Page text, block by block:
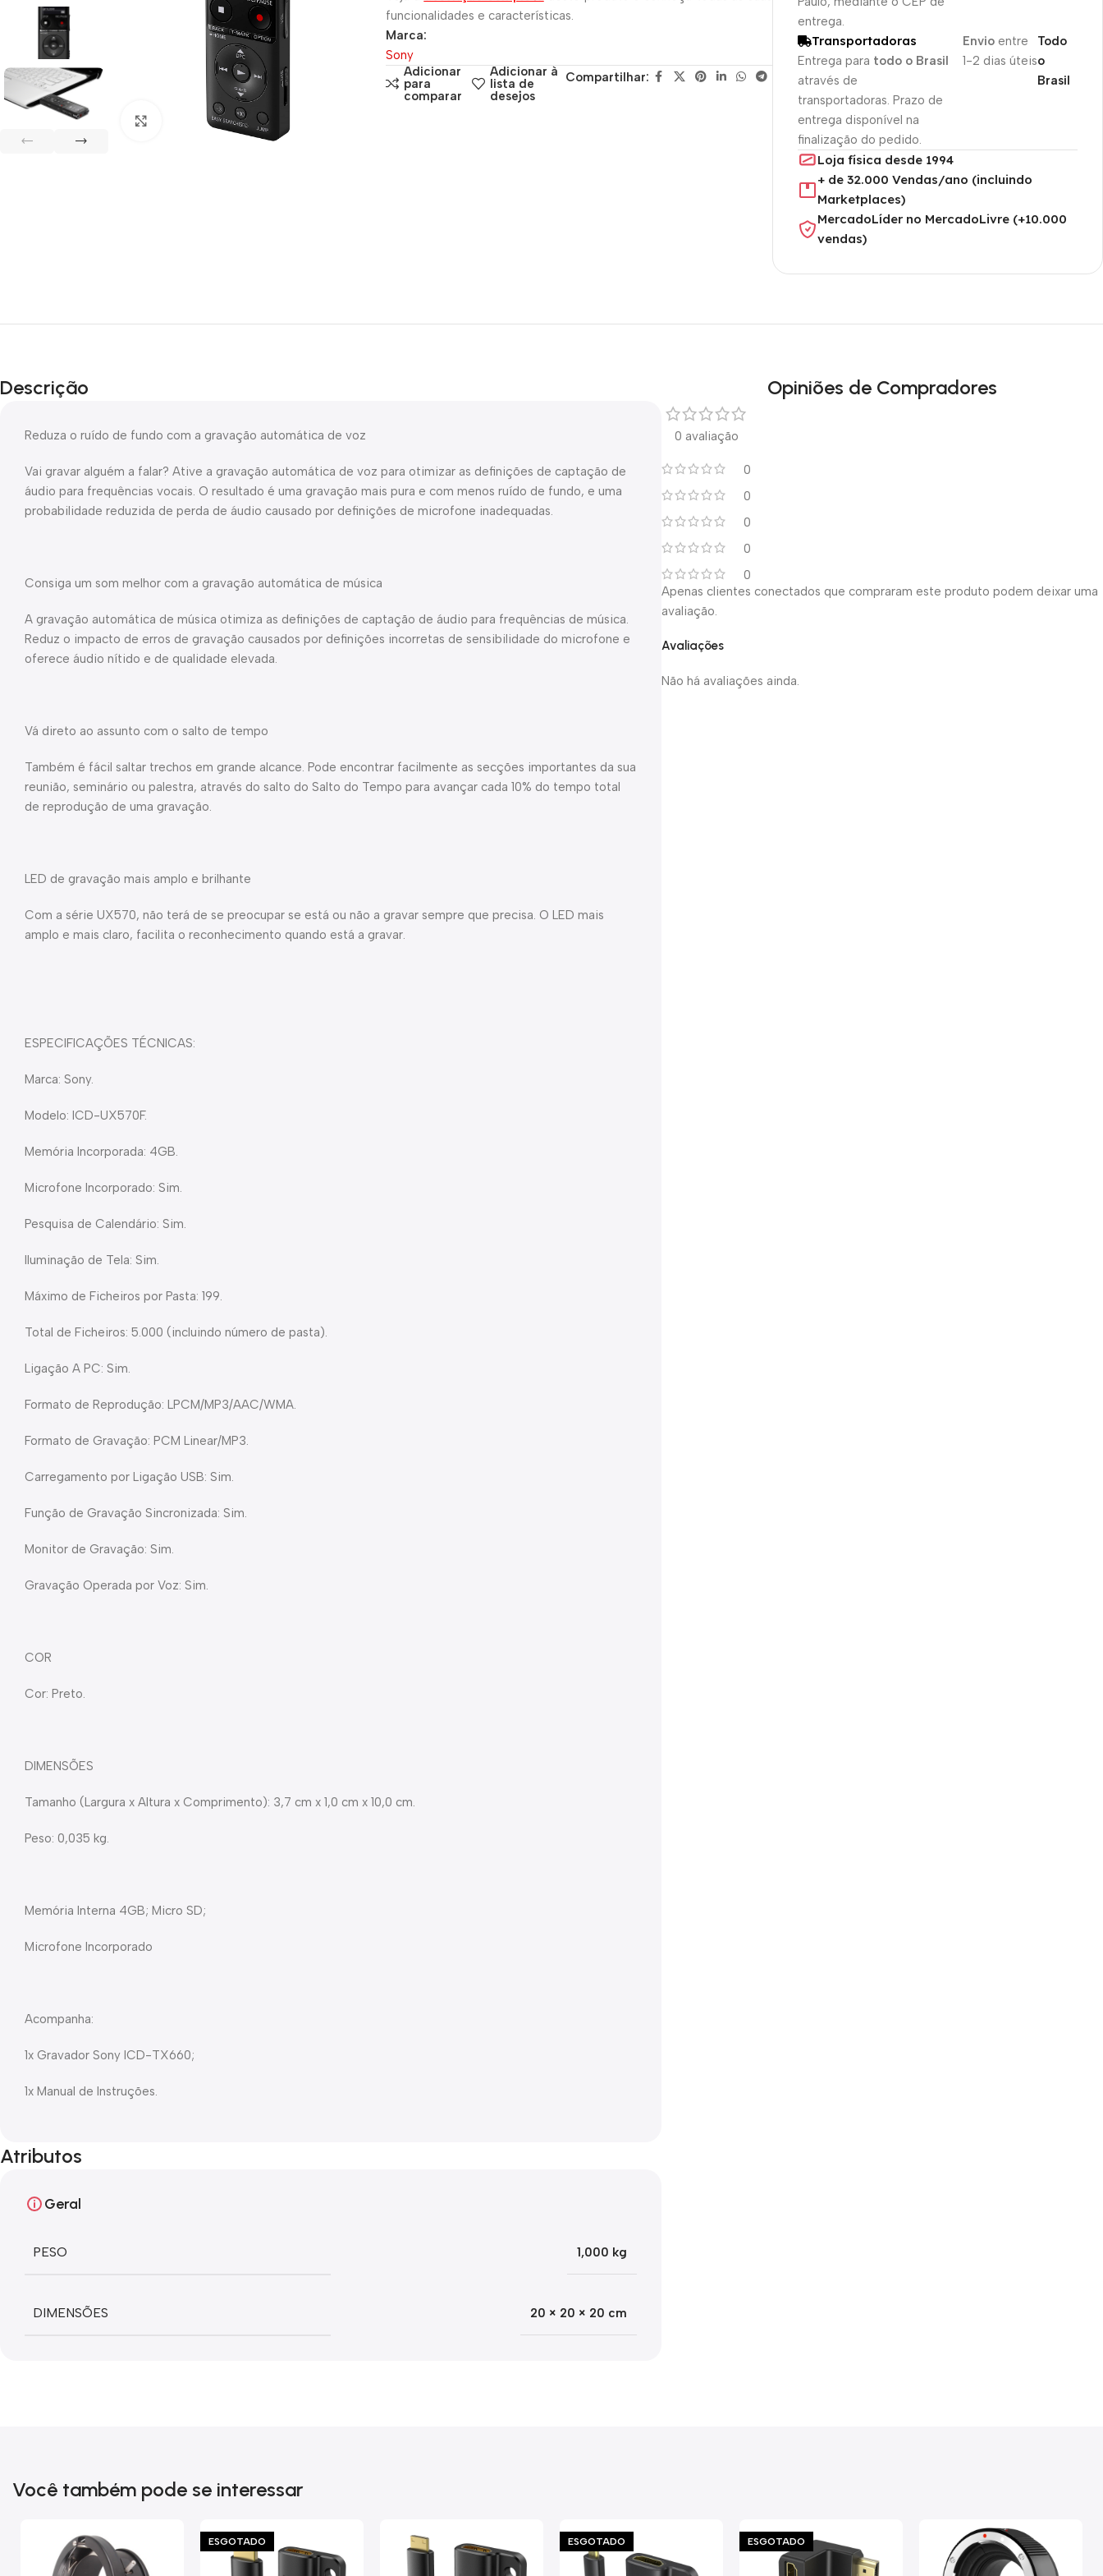
Clique para ampliar
funcionalidades e características.
Marca:
Sony
Adicionar
para
comparar
Adicionar à
lista de
desejos
Compartilhar:
entrega.
Transportadoras
Entrega para todo o Brasil
através de
transportadoras. Prazo de
entrega disponível na
finalização do pedido.
Envio entre
1-2 dias úteis
Todo
o
Brasil
Loja física desde 1994
+ de 32.000 Vendas/ano (incluindo
Marketplaces)
MercadoLíder no MercadoLivre (+10.000
vendas)
Descrição
Reduza o ruído de fundo com a gravação automática de voz
Vai gravar alguém a falar? Ative a gravação automática de voz para otimizar as definições de captação de
áudio para frequências vocais. O resultado é uma gravação mais pura e com menos ruído de fundo, e uma
probabilidade reduzida de perda de áudio causado por definições de microfone inadequadas.
Consiga um som melhor com a gravação automática de música
A gravação automática de música otimiza as definições de captação de áudio para frequências de música.
Reduz o impacto de erros de gravação causados por definições incorretas de sensibilidade do microfone e
oferece áudio nítido e de qualidade elevada.
Vá direto ao assunto com o salto de tempo
Também é fácil saltar trechos em grande alcance. Pode encontrar facilmente as secções importantes da sua
reunião, seminário ou palestra, através do salto do Salto do Tempo para avançar cada 10% do tempo total
de reprodução de uma gravação.
LED de gravação mais amplo e brilhante
Com a série UX570, não terá de se preocupar se está ou não a gravar sempre que precisa. O LED mais
amplo e mais claro, facilita o reconhecimento quando está a gravar.
ESPECIFICAÇÕES TÉCNICAS:
Marca: Sony.
Modelo: ICD-UX570F.
Memória Incorporada: 4GB.
Microfone Incorporado: Sim.
Pesquisa de Calendário: Sim.
Iluminação de Tela: Sim.
Máximo de Ficheiros por Pasta: 199.
Total de Ficheiros: 5.000 (incluindo número de pasta).
Ligação A PC: Sim.
Formato de Reprodução: LPCM/MP3/AAC/WMA.
Formato de Gravação: PCM Linear/MP3.
Carregamento por Ligação USB: Sim.
Função de Gravação Sincronizada: Sim.
Monitor de Gravação: Sim.
Gravação Operada por Voz: Sim.
COR
Cor: Preto.
DIMENSÕES
Tamanho (Largura x Altura x Comprimento): 3,7 cm x 1,0 cm x 10,0 cm.
Peso: 0,035 kg.
Memória Interna 4GB; Micro SD;
Microfone Incorporado
Acompanha:
1x Gravador Sony ICD-TX660;
1x Manual de Instruções.
Atributos
Geral
PESO 1,000 kg
DIMENSÕES 20 × 20 × 20 cm
Opiniões de Compradores
0 avaliação
0
0
0
0
0
Avaliações
Não há avaliações ainda.
Apenas clientes conectados que compraram este produto podem deixar uma
avaliação.
Você também pode se interessar
ESGOTADO ESGOTADO ESGOTADO